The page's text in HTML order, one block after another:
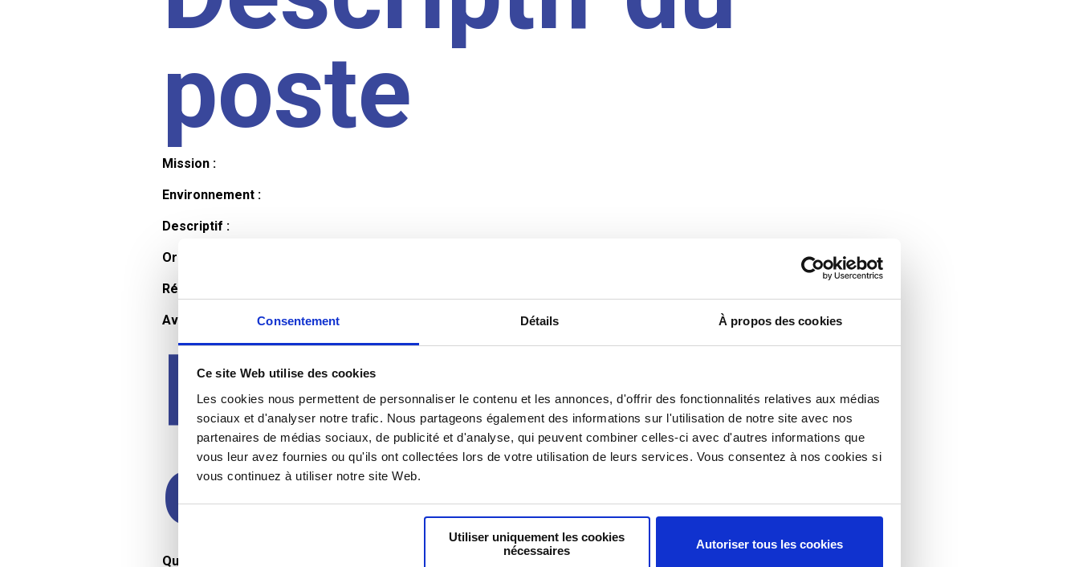
Consentement Détails À propos des cookies
Ce site Web utilise des cookies
Les cookies nous permettent de personnaliser le contenu et les annonces, d'offrir des fonctionnalités relatives aux médias
sociaux et d'analyser notre trafic. Nous partageons également des informations sur l'utilisation de notre site avec nos
partenaires de médias sociaux, de publicité et d'analyse, qui peuvent combiner celles-ci avec d'autres informations que
vous leur avez fournies ou qu'ils ont collectées lors de votre utilisation de leurs services. Vous consentez à nos cookies si
vous continuez à utiliser notre site Web.
Utiliser uniquement les cookies
nécessaires
Autoriser tous les cookies
poste
Mission :
Environnement :
Descriptif :
Organisation et horaires :
Rémunération :
Avantages :
Profil du
candidat
Qualifications et diplômes :